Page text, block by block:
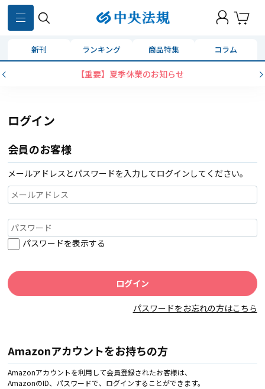
新刊 ランキング 商品特集 コラム
【重要】夏季休業のお知らせ
ログイン
会員のお客様
メールアドレスとパスワードを入力してログインしてください。
パスワードを表示する
パスワードをお忘れの方はこちら
Amazonアカウントをお持ちの方
Amazonアカウントを利用して会員登録されたお客様は、
AmazonのID、パスワードで、ログインすることができます。